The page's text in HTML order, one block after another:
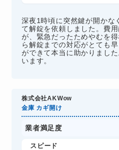
深夜1時頃に突然鍵が開かな
て解錠を依頼しました。費
が、緊急だったためやむを
ら解錠までの対応がとても
ができて本当に助かりまし
います。
株式会社AKWow
金庫 カギ開け
業者満足度
スピード